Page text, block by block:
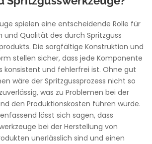
spielen eine entscheidende Rolle für
und Qualität des durch Spritzguss
Die sorgfältige Konstruktion und
stellen sicher, dass jede Komponente
konsistent und fehlerfrei ist. Ohne gut
wäre der Spritzgussprozess nicht so
was zu Problemen bei der
den Produktionskosten führen würde.
lässt sich sagen, dass
bei der Herstellung von
unerlässlich sind und einen